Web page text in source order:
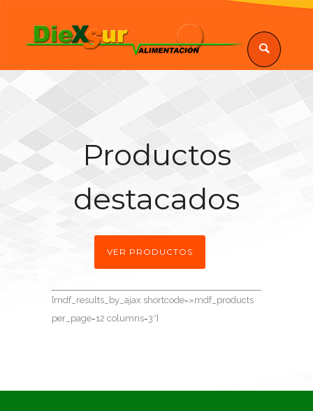
Productos
destacados
VER PRODUCTOS
[mdf_results_by_ajax shortcode=»mdf_products
per_page=12 columns=3″]